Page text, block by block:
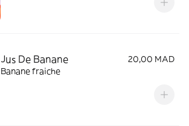
Jus De Banane
20,00 MAD
Banane fraiche